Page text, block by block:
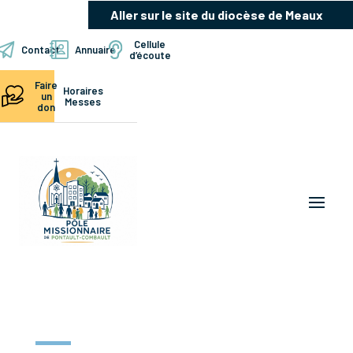
Aller sur le site du diocèse de Meaux
Contact Annuaire
Cellule
d’écoute
Faire
un
don
Horaires
Messes